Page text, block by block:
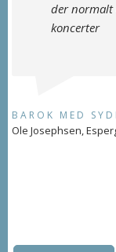
der normalt
koncerter
BAROK MED
Ole Josephsen,